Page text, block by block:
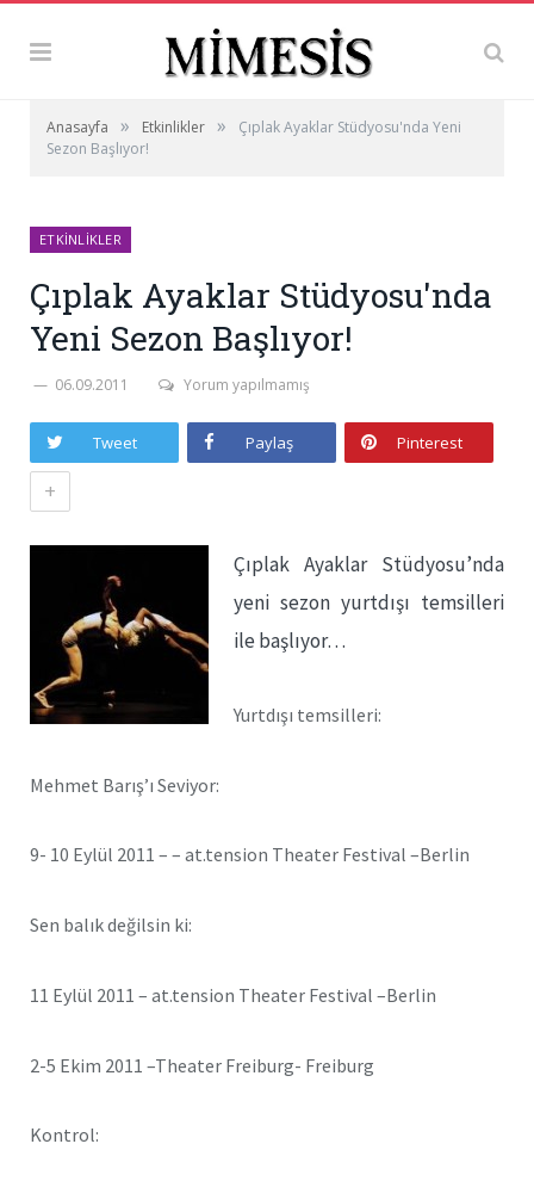
Anasayfa » Etkinlikler »
Çıplak Ayaklar Stüdyosu'nda Yeni
Sezon Başlıyor!
ETKINLIKLER
Çıplak Ayaklar Stüdyosu'nda
Yeni Sezon Başlıyor!
06.09.2011 Yorum yapılmamış
Tweet Paylaş Pinterest
+
Çıplak Ayaklar Stüdyosu’nda
yeni sezon yurtdışı temsilleri
ile başlıyor…
Yurtdışı temsilleri:
Mehmet Barış’ı Seviyor:
9- 10 Eylül 2011 – – at.tension Theater Festival –Berlin
Sen balık değilsin ki:
11 Eylül 2011 – at.tension Theater Festival –Berlin
2-5 Ekim 2011 –Theater Freiburg- Freiburg
Kontrol: